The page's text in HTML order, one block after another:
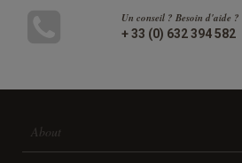
Un conseil ? Besoin d'aide ?
+ 33 (0) 632 394 582
About